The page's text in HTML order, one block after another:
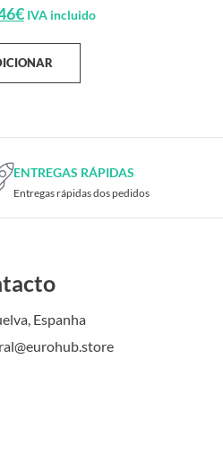
€ IVA incluido
ENTREGAS RÁPIDAS
Entregas rápidas dos pedidos
Espanha